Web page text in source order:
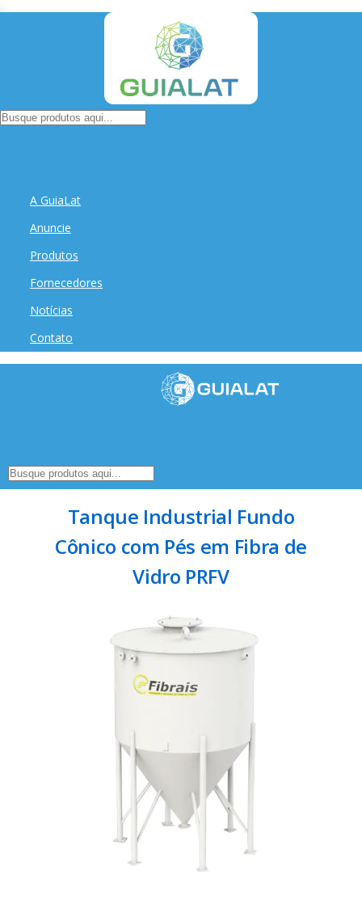
A GuiaLat
Anuncie
Produtos
Fornecedores
Notícias
Contato
Tanque Industrial Fundo
Cônico com Pés em Fibra de
Vidro PRFV